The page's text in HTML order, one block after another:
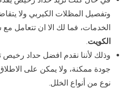
وتفصيل المظلات الكيربي ولا
الخدمات، فما لك الا ان تتعامل مع
الكويت.
وذلك لأننا نقدم افضل حداد
جودة ممكنة، ولا يمكن على
نوع من أنواع الخلل.